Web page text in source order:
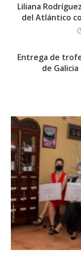
Liliana
del Atlántico
Entrega de
de